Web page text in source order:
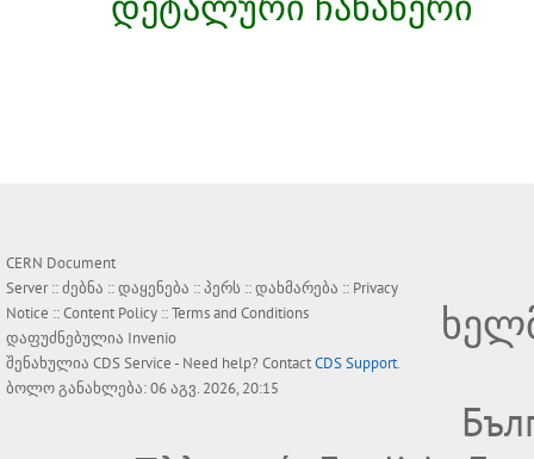
CERN Document
Server ::ძებნა ::დაყენება ::პერს ::დახმარება :: Privacy
Notice ::Content Policy ::Terms and Conditions
დაფუძნებულია Invenio
შენახულია CDS Service- Need help? ContactCDS Support.
ბოლო განახლება: 06 აგვ. 2026, 20:15